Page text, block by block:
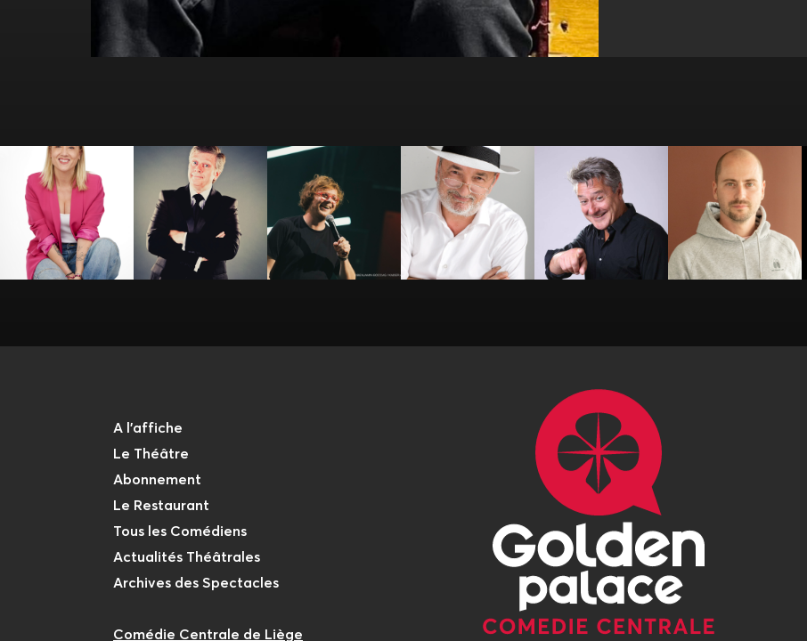
Amandine Elsen André Lamy Antek Antoine Beauville
Antoine
Vandenberghe
Arthur Loisel
A l'affiche
Le Théâtre
Abonnement
Le Restaurant
Tous les Comédiens
Actualités Théâtrales
Archives des Spectacles
Comédie Centrale de Liège